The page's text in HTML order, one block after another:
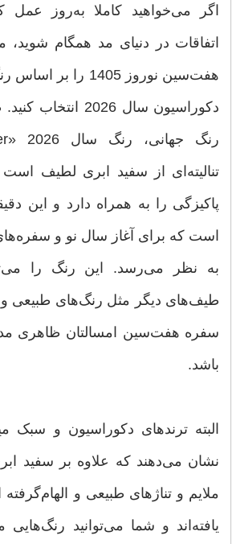
اگر می‌خواهید کاملا به‌روز عمل
اتفاقات در دنیای مد همگام شوید،
هفت‌سین نوروز 1405
دکوراسیون سال
تنالیته‌ای از سفید ابری لطیف
پاکیزگی را به همراه دارد و این
است که برای آغاز سال نو و
به نظر می‌رسد. این رنگ را
طیف‌های دیگر مثل رنگ‌های طبیعی و
سفره هفت‌سین امسالتان ظاهری
باشد.
نشان می‌دهند که علاوه بر سفید
ملایم و تناژ‌های طبیعی و
یافته‌اند و شما می‌توانید رنگ‌هایی